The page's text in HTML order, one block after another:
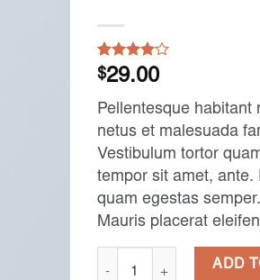
Rated
4.00out
of 5
based on
5
customer
$29.00
Pellentesque habitant
netus et malesuada
Vestibulum tortor
tempor sit amet, ante.
quam egestas
Mauris placerat
Ninja Silhouette quantity
ADD